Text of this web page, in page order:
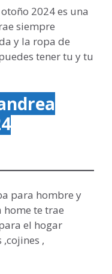
2024 es una
siempre
y la ropa de
tener tu y tu
para hombre y
home te trae
el hogar
,cojines ,